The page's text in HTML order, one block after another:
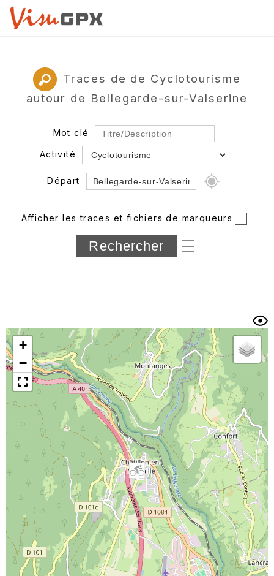
Traces de de Cyclotourisme
autour de Bellegarde-sur-Valserine
Mot clé
Activité
Départ
Département
Longueur min/max
Trier par
Horodatage Photos
Afficher les traces et fichiers de marqueurs
+
−